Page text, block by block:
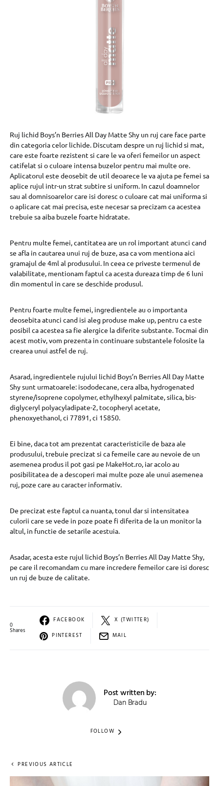
Ruj lichid Boys’n Berries All Day Matte Shy un ruj care face parte
din categoria celor lichide. Discutam despre un ruj lichid si mat,
care este foarte rezistent si care le va oferi femeilor un aspect
catifelat si o culoare intensa buzelor pentru mai multe ore.
Aplicatorul este deosebit de util deoarece le va ajuta pe femei sa
aplice rujul intr-un strat subtire si uniform. In cazul doamnelor
sau al domnisoarelor care isi doresc o culoare cat mai uniforma si
o aplicare cat mai precisa, este necesar sa precizam ca acestea
trebuie sa aiba buzele foarte hidratate.
Pentru multe femei, cantitatea are un rol important atunci cand
se afla in cautarea unui ruj de buze, asa ca vom mentiona aici
gramajul de 4ml al produsului. In ceea ce priveste termenul de
valabilitate, mentionam faptul ca acesta dureaza timp de 6 luni
din momentul in care se deschide produsul.
Pentru foarte multe femei, ingredientele au o importanta
deosebita atunci cand isi aleg produse make up, pentru ca este
posibil ca acestea sa fie alergice la diferite substante. Tocmai din
acest motiv, vom prezenta in continuare substantele folosite la
crearea unui astfel de ruj.
Asarad, ingredientele rujului lichid Boys’n Berries All Day Matte
Shy sunt urmatoarele: isododecane, cera alba, hydrogenated
styrene/isoprene copolymer, ethylhexyl palmitate, silica, bis-
diglyceryl polyacyladipate-2, tocopheryl acetate,
phenoxyethanol, ci 77891, ci 15850.
Ei bine, daca tot am prezentat caracteristicile de baza ale
produsului, trebuie precizat si ca femeile care au nevoie de un
asemenea produs il pot gasi pe MakeHot.ro, iar acolo au
posibilitatea de a descoperi mai multe poze ale unui asemenea
ruj, poze care au caracter informativ.
De precizat este faptul ca nuanta, tonul dar si intensitatea
culorii care se vede in poze poate fi diferita de la un monitor la
altul, in functie de setarile acestuia.
Asadar, acesta este rujul lichid Boys’n Berries All Day Matte Shy,
pe care il recomandam cu mare incredere femeilor care isi doresc
un ruj de buze de calitate.
0
Shares
FACEBOOK
X (TWITTER)
PINTEREST
MAIL
Post written by:
Dan Bradu
FOLLOW
PREVIOUS ARTICLE